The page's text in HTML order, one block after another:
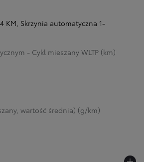
KM, Skrzynia automatyczna 1-
- Cykl mieszany WLTP (km)
wartość średnia) (g/km)